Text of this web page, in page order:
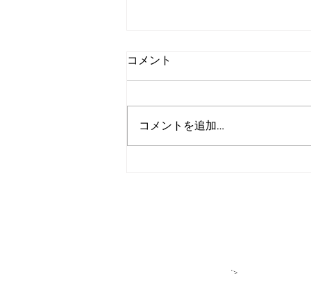
コメント
コメントを追加…
​＞
★アルゴラン